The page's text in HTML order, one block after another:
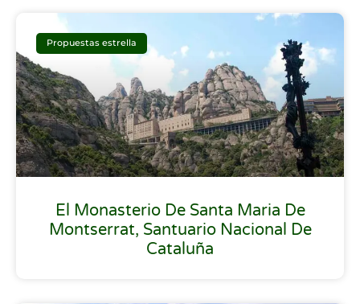
Propuestas estrella
El Monasterio De Santa Maria De
Montserrat, Santuario Nacional De
Cataluña